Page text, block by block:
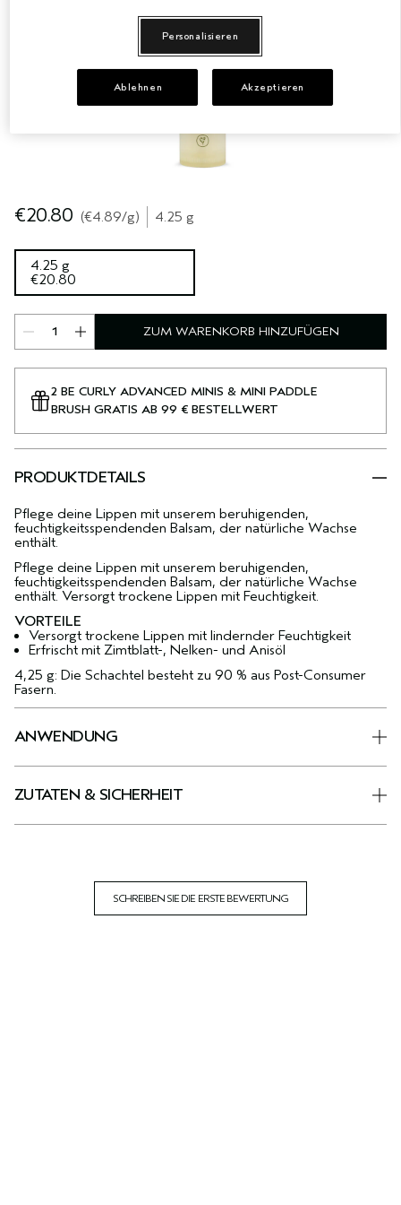
EMPFINDLICHE KOPFHAUT
ALLE KOLLEKTIONEN
€20.80 €4.89/g 4.25 g
4.25 g
€20.80
ZUM WARENKORB HINZUFÜGEN
2 BE CURLY ADVANCED MINIS & MINI PADDLE
BRUSH GRATIS AB 99 € BESTELLWERT
PRODUKTDETAILS
Pflege deine Lippen mit unserem beruhigenden,
feuchtigkeitsspendenden Balsam, der natürliche Wachse
enthält.
Pflege deine Lippen mit unserem beruhigenden,
feuchtigkeitsspendenden Balsam, der natürliche Wachse
enthält. Versorgt trockene Lippen mit Feuchtigkeit.
VORTEILE
Versorgt trockene Lippen mit lindernder Feuchtigkeit
Erfrischt mit Zimtblatt-, Nelken- und Anisöl
4,25 g: Die Schachtel besteht zu 90 % aus Post-Consumer
Fasern.
ANWENDUNG
ZUTATEN & SICHERHEIT
SCHREIBEN SIE DIE ERSTE BEWERTUNG
Personalisieren
Ablehnen Akzeptieren